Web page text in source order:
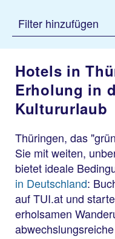
Filter hinzufügen
Hotels in
Erholung in
Kultururlaub
Thüringen, das
Sie mit weiten,
bietet ideale
in Deutschland:
auf TUI.at und
erholsamen